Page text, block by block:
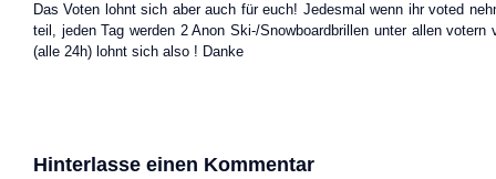
Das Voten lohnt sich aber auch für euch! Jedesmal wenn ihr voted
teil, jeden Tag werden 2 Anon Ski-/Snowboardbrillen unter allen
(alle 24h) lohnt sich also ! Danke
Hinterlasse einen Kommentar